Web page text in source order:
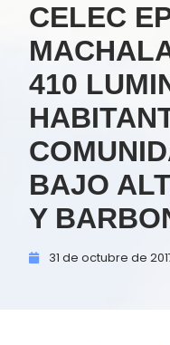
CELEC
410
BAJO
Y
31 de octubre de